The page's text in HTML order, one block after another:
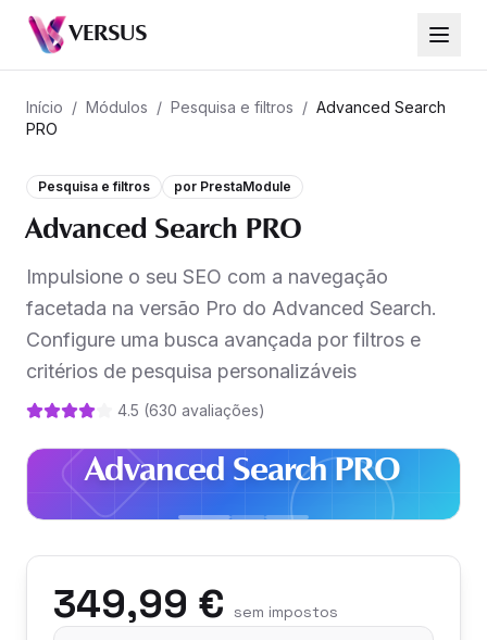
VERSUS
Advanced Search PRO
349,99 €
Início / Módulos / Pesquisa e filtros / Advanced Search
PRO
Pesquisa e filtros por PrestaModule
Advanced Search PRO
Impulsione o seu SEO com a navegação
facetada na versão Pro do Advanced Search.
Configure uma busca avançada por filtros e
critérios de pesquisa personalizáveis
4.5 (630 avaliações)
Advanced Search PRO
349,99 € sem impostos